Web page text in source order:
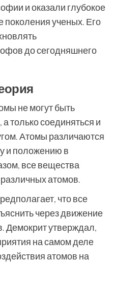
и оказали глубокое
ученых. Его
до сегодняшнего
не могут быть
только соединяться и
Атомы различаются
и положению в
все вещества
атомов.
что все
через движение
Демокрит утверждал,
на самом деле
атомов на